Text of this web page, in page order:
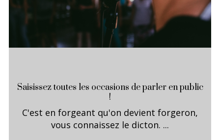
Saisissez toutes les occasions de parler en public
!
C'est en forgeant qu'on devient forgeron,
vous connaissez le dicton. ...